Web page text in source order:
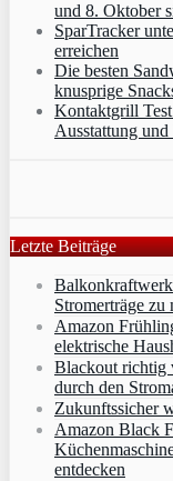
und 8. Oktober
SparTracker
erreichen
Die besten
knusprige
Kontaktgrill
Ausstattung
Letzte Beiträge
Stromerträge zu
Amazon
elektrische
Blackout richtig
durch den
Zukunftssicher
Amazon Black
entdecken